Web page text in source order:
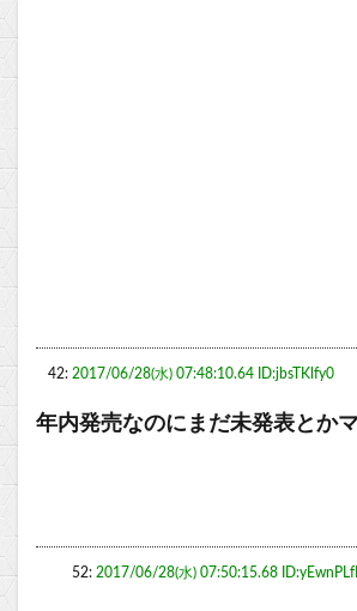
42: 2017/06/28(水) 07:48:10.64 ID:jbsTKlfy0
年内発売なのにまだ未発表とか
52: 2017/06/28(水) 07:50:15.68